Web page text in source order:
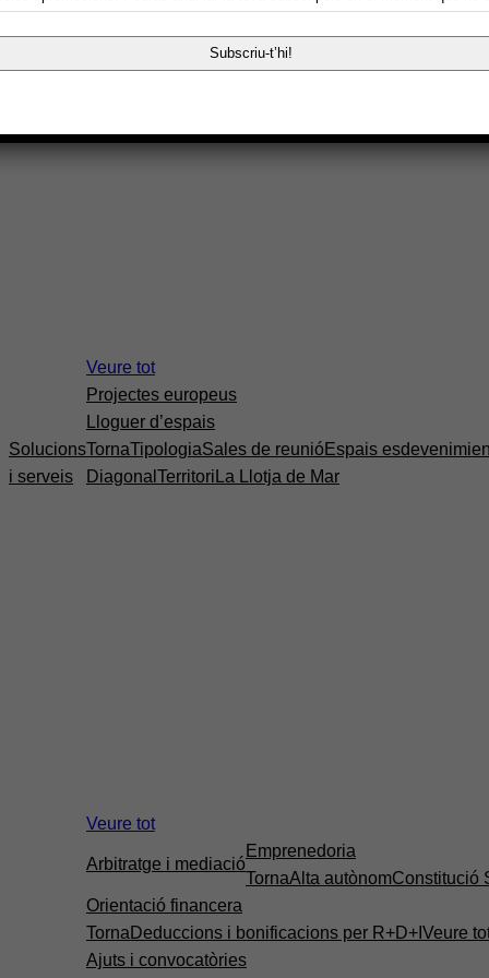
Solucions
i serveis
Veure tot
Projectes europeus
Lloguer d’espais
TornaTipologiaSales de reunió Espais
Diagonal Territori La Llotja de Mar
Veure tot
Arbitratge i mediació
Emprenedoria
TornaAlta autònomConstitució
Orientació financera
Torna Deduccions i bonificacions per R+D+I Veure
Ajuts i convocatòries